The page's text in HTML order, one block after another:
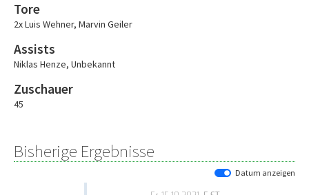
Tore
2x Luis Wehner, Marvin Geiler
Assists
Niklas Henze, Unbekannt
Zuschauer
45
Bisherige Ergebnisse
Datum anzeigen